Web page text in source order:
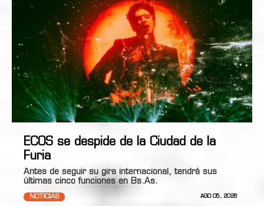
ECOS se despide de la Ciudad de la
Furia
Antes de seguir su gira internacional, tendrá sus
últimas cinco funciones en Bs.As.
NOTICIAS AGO 05, 2026